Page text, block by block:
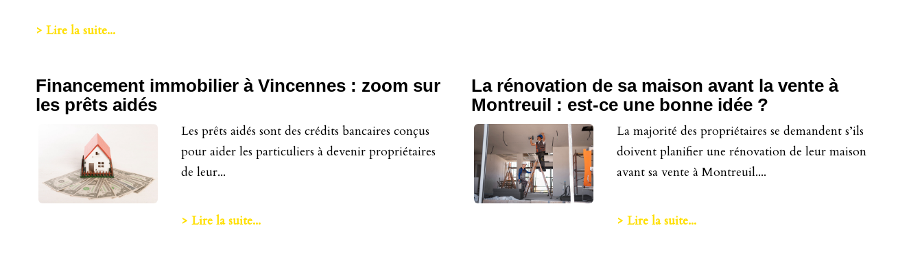
> Lire la suite...
Financement immobilier à Vincennes : zoom sur
les prêts aidés
Les prêts aidés sont des crédits bancaires conçus
pour aider les particuliers à devenir propriétaires
de leur...
> Lire la suite...
La rénovation de sa maison avant la vente à
Montreuil : est-ce une bonne idée ?
La majorité des propriétaires se demandent s’ils
doivent planifier une rénovation de leur maison
avant sa vente à Montreuil....
> Lire la suite...